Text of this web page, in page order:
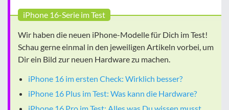
iPhone 16-Serie im Test
Wir haben die neuen iPhone-Modelle für Dich im Test!
Schau gerne einmal in den jeweiligen Artikeln vorbei, um
Dir ein Bild zur neuen Hardware zu machen.
iPhone 16 im ersten Check: Wirklich besser?
iPhone 16 Plus im Test: Was kann die Hardware?